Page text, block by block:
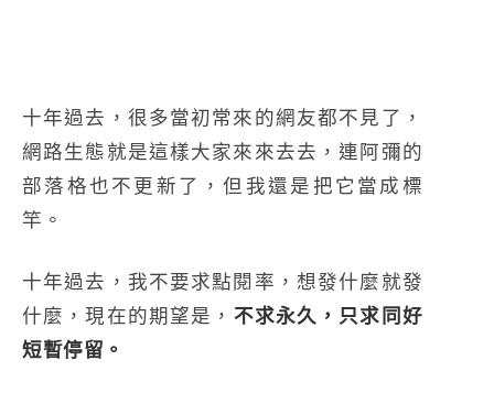
十年過去，很多當初常來的網友都不見了，
網路生態就是這樣大家來來去去，連阿彌的
部落格也不更新了，但我還是把它當成標
竿。
十年過去，我不要求點閱率，想發什麼就發
什麼，現在的期望是， 不求永久，只求同好
短暫停留。